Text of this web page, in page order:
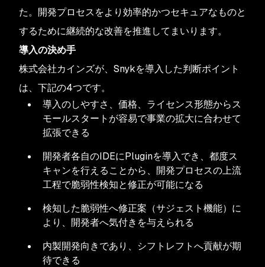
た。開発プロセスをより効率的かつセキュアなものと
するために継続的な改善を推進してまいります。
導入の決め手
株式会社カインズが、Snykを導入した判断ポイント
は、下記の4つです。
導入のしやすさ、価格、ライセンス形態からス
モールスタートが容易で事業の拡大に合わせて
拡張できる
開発者各自のIDEにPluginを導入でき、都度ス
キャンを行えることから、開発プロセスの上流
工程で脆弱性検知と修正が可能になる
検知した脆弱性へ修正案（サジェスト機能）に
より、開発者へ気付きを与えられる
内製開発向きであり、シフトレフトへ貢献が期
待できる